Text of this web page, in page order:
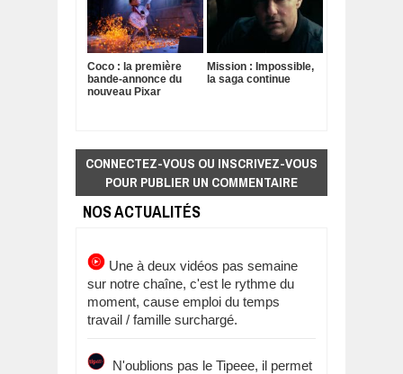
Coco : la première
bande-annonce du
nouveau Pixar
Mission : Impossible,
la saga continue
CONNECTEZ-VOUS OU INSCRIVEZ-VOUS
POUR PUBLIER UN COMMENTAIRE
NOS ACTUALITÉS
Une à deux vidéos pas semaine
sur notre chaîne, c'est le rythme du
moment, cause emploi du temps
travail / famille surchargé.
N'oublions pas le Tipeee, il permet